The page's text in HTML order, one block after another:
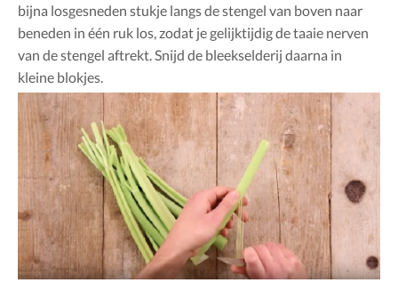
bijna losgesneden stukje langs de stengel van boven naar
beneden in één ruk los, zodat je gelijktijdig de taaie nerven
van de stengel aftrekt. Snijd de bleekselderij daarna in
kleine blokjes.